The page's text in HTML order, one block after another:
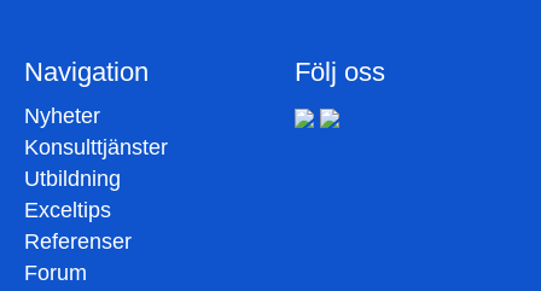
Navigation
Nyheter
Konsulttjänster
Utbildning
Exceltips
Referenser
Forum
Följ oss